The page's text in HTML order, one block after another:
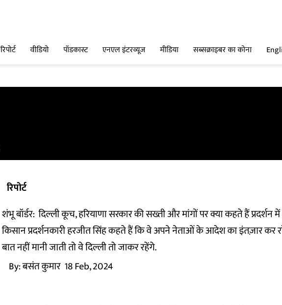
रिपोर्ट वीडियो पॉडकास्ट एनएल इंटरव्यूज मीडिया सब्सक्राइबर का कोना
रिपोर्ट
शंभू बॉर्डर: दिल्ली कूच, हरियाणा सरकार की सख्ती और मांगों पर क्या कहते हैं
किसान प्रदर्शनकारी हरजीत सिंह कहते हैं कि वे अपने नेताओं के आदेश का इंतज़ार कर
बात नहीं मानी जाती तो वे दिल्ली तो जाकर रहेंगे.
By:बसंत कुमार 18 Feb, 2024